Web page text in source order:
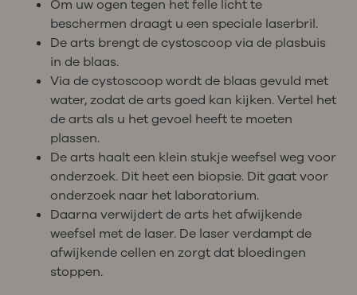
Om uw ogen tegen het felle licht te
beschermen draagt u een speciale laserbril.
De arts brengt de cystoscoop via de plasbuis
in de blaas.
Via de cystoscoop wordt de blaas gevuld met
water, zodat de arts goed kan kijken. Vertel het
de arts als u het gevoel heeft te moeten
plassen.
De arts haalt een klein stukje weefsel weg voor
onderzoek. Dit heet een biopsie. Dit gaat voor
onderzoek naar het laboratorium.
Daarna verwijdert de arts het afwijkende
weefsel met de laser. De laser verdampt de
afwijkende cellen en zorgt dat bloedingen
stoppen.